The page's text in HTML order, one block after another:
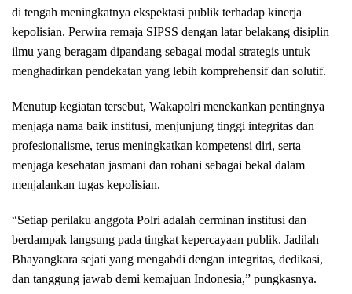
di tengah meningkatnya ekspektasi publik terhadap kinerja
kepolisian. Perwira remaja SIPSS dengan latar belakang disiplin
ilmu yang beragam dipandang sebagai modal strategis untuk
menghadirkan pendekatan yang lebih komprehensif dan solutif.
Menutup kegiatan tersebut, Wakapolri menekankan pentingnya
menjaga nama baik institusi, menjunjung tinggi integritas dan
profesionalisme, terus meningkatkan kompetensi diri, serta
menjaga kesehatan jasmani dan rohani sebagai bekal dalam
menjalankan tugas kepolisian.
“Setiap perilaku anggota Polri adalah cerminan institusi dan
berdampak langsung pada tingkat kepercayaan publik. Jadilah
Bhayangkara sejati yang mengabdi dengan integritas, dedikasi,
dan tanggung jawab demi kemajuan Indonesia,” pungkasnya.